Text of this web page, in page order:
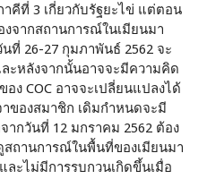
คีที่ 3 เกี่ยวกับรัฐยะไข่ แต่ตอน
จากสถานการณ์ในเมียนมา
ที่ 26-27 กุมภาพันธ์ 2562 จะ
ะหลังจากนั้นอาจจะมีความคิด
อง COC อาจจะเปลี่ยนแปลงได้
ของสมาชิก เดิมกำหนดจะมี
ากวันที่ 12 มกราคม 2562 ต้อง
สถานการณ์ในพื้นที่ของเมียนมา
ละไม่มีการรบกวนเกิดขึ้นเมื่อ